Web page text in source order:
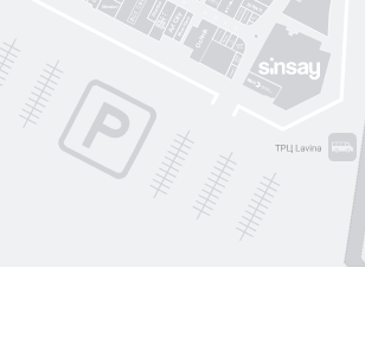
Art City
Nolvit
Moroon
Trend collection
Ochnik